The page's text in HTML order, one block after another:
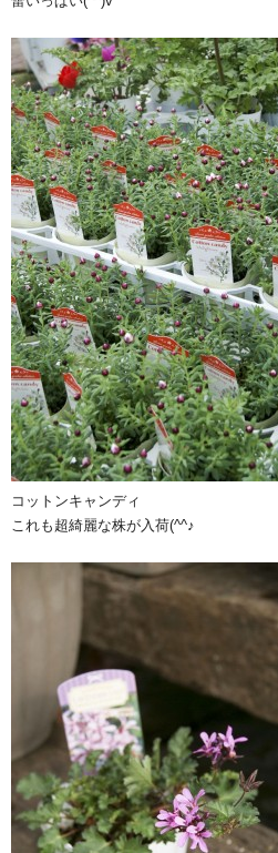
コットンキャンディ
これも超綺麗な株が入荷(^^♪